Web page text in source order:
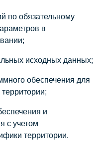
по обязательному
в
исходных данных;
обеспечения для
и
с учетом
территории.